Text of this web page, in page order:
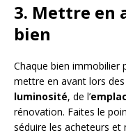
3. Mettre en
bien
Chaque bien immobilier
mettre en avant lors des
luminosité, de l’
rénovation. Faites le
séduire les acheteurs